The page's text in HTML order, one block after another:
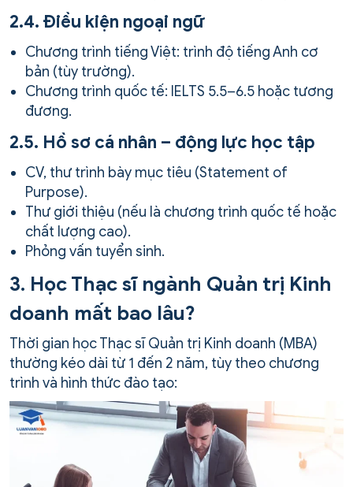
2.4. Điều kiện ngoại ngữ
Chương trình tiếng Việt: trình độ tiếng Anh cơ
bản (tùy trường).
Chương trình quốc tế: IELTS 5.5–6.5 hoặc tương
đương.
2.5. Hồ sơ cá nhân – động lực học tập
CV, thư trình bày mục tiêu (Statement of
Purpose).
Thư giới thiệu (nếu là chương trình quốc tế hoặc
chất lượng cao).
Phỏng vấn tuyển sinh.
3. Học Thạc sĩ ngành Quản trị Kinh
doanh mất bao lâu?
Thời gian học Thạc sĩ Quản trị Kinh doanh (MBA)
thường kéo dài từ 1 đến 2 năm, tùy theo chương
trình và hình thức đào tạo: